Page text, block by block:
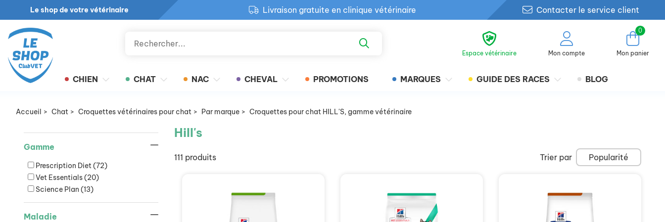
Le shop de votre vétérinaire
Livraison gratuite en clinique vétérinaire
Retour produit gratuit en clinique
Contacter le service client
Espace vétérinaire Mon compte
0
Mon panier
CHIEN CHAT NAC CHEVAL PROMOTIONS MARQUES GUIDE DES RACES BLOG
Accueil > Chat > Croquettes vétérinaires pour chat > Par marque > Croquettes pour chat HILL'S, gamme vétérinaire
Gamme
Prescription Diet(72)
Vet Essentials(20)
Science Plan (13)
Maladie
Hill's
111 produits Trier par Popularité